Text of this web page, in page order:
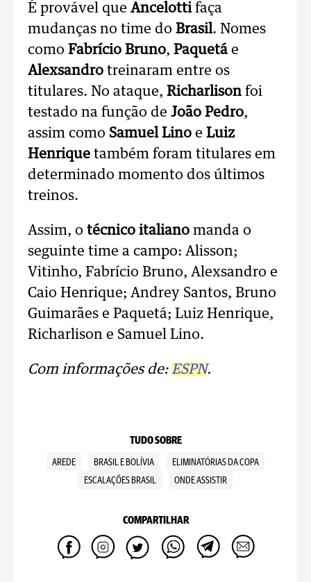
É provável que Ancelottifaça
mudanças no time do Brasil. Nomes
como Fabrício Bruno, Paquetáe
Alexsandro treinaram entre os
titulares. No ataque, Richarlison foi
testado na função de João Pedro,
assim como Samuel Lino e Luiz
Henrique também foram titulares em
determinado momento dos últimos
treinos.
Assim, o técnico italiano manda o
seguinte time a campo: Alisson;
Vitinho, Fabrício Bruno, Alexsandro e
Caio Henrique; Andrey Santos, Bruno
Guimarães e Paquetá; Luiz Henrique,
Richarlison e Samuel Lino.
Com informações de: ESPN.
TUDO SOBRE
AREDE BRASIL E BOLÍVIA
ELIMINATÓRIAS DA COPA
ESCALAÇÕES BRASIL
ONDE ASSISTIR
COMPARTILHAR